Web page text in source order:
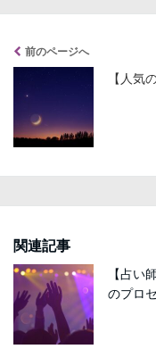
前のページへ
【人気
関連記事
【占い
のプロ